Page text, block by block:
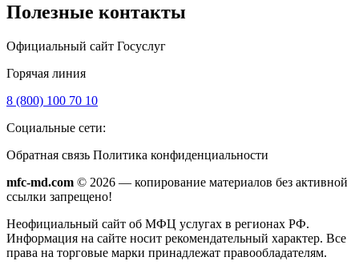
Полезные контакты
Официальный сайт Госуслуг
Горячая линия
8 (800) 100 70 10
Социальные сети:
Обратная связь Политика конфиденциальности
mfc-md.com © 2026 — копирование материалов без активной
ссылки запрещено!
Неофициальный сайт об МФЦ услугах в регионах РФ.
Информация на сайте носит рекомендательный характер. Все
права на торговые марки принадлежат правообладателям.